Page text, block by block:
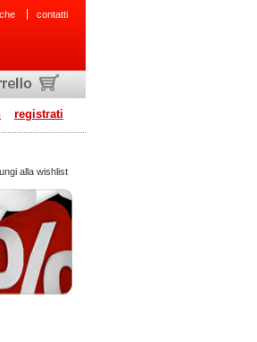
contatti
registrati
alla wishlist